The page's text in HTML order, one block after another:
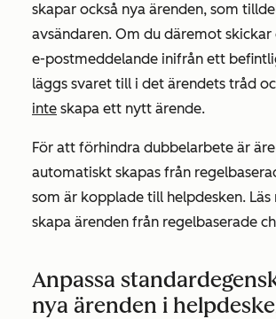
skapar också nya ärenden, som
avsändaren. Om du däremot
e-postmeddelande inifrån ett
läggs svaret till i det ärendets tråd
inte skapa ett nytt ärende.
För att förhindra dubbelarbete är
automatiskt skapas från
som är kopplade till helpdesken.
skapa ärenden från regelbaserade
Anpassa
nya ärenden i